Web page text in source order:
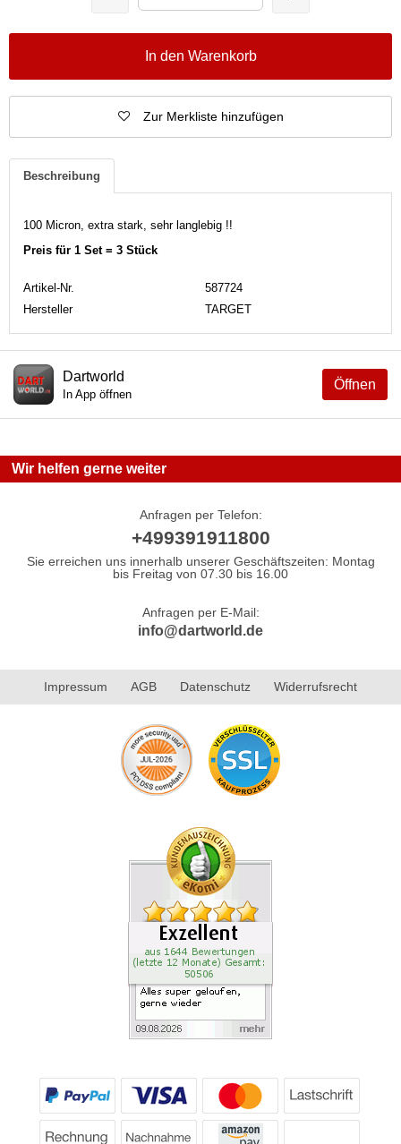
In den Warenkorb
Zur Merkliste hinzufügen
Beschreibung
100 Micron, extra stark, sehr langlebig !!
Preis für 1 Set = 3 Stück
Artikel-Nr.
587724
Hersteller
TARGET
Öffnen
Dartworld
In App öffnen
Wir helfen gerne weiter
Anfragen per Telefon:
+499391911800
Sie erreichen uns innerhalb unserer Geschäftszeiten: Montag
bis Freitag von 07.30 bis 16.00
Anfragen per E-Mail:
info@dartworld.de
Impressum AGB Datenschutz Widerrufsrecht